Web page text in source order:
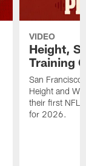
VIDEO
Height,
Training
San Francisco
Height and
their first NFL
for 2026.